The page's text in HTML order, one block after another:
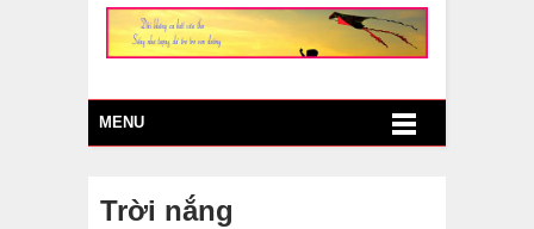
MENU
Trời nắng